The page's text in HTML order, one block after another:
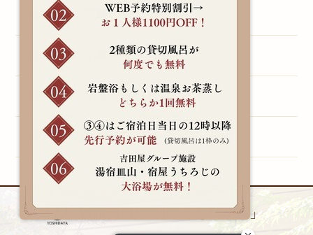
2013年の記事一覧（1）
2011年の記事一覧（1）
2010年の記事一覧（1）
2009年の記事一覧（1）
旅館吉田屋 別邸「をりから」